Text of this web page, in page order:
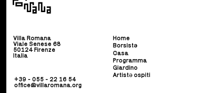
Villa Romana
Viale Senese 68
50124 Firenze
Italia
+39 - 055 - 22 16 54
office@villaromana.org
Home
Borsistə
Casa
Programma
Giardino
Artistə ospiti